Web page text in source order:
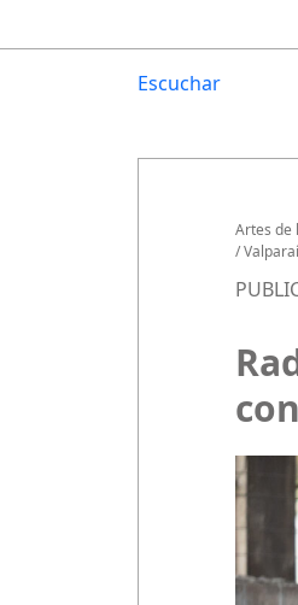
Escuchar
Artes de
/